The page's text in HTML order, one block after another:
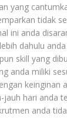
yang
tidak
ini anda
dahulu
skill yang
anda miliki
keinginan
hari anda
anda